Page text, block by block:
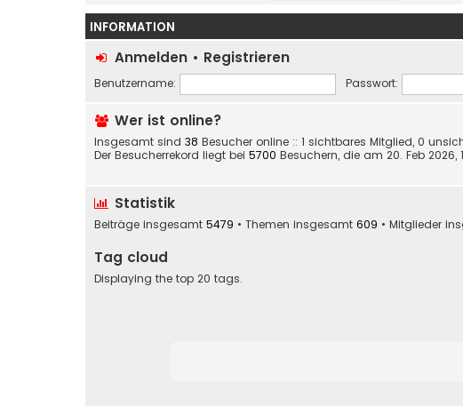
INFORMATION
Anmelden • Registrieren
Benutzername: Passwort:
Wer ist online?
Insgesamt sind 38 Besucher online :: 1 sichtbares Mitglied, 0
Der Besucherrekord liegt bei 5700 Besuchern, die am 20. Feb
Statistik
Beiträge insgesamt 5479 • Themen insgesamt 609 • Mitglieder
Tag cloud
Displaying the top 20 tags.